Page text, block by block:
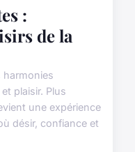
:
de la
harmonies
plaisir. Plus
une expérience
désir, confiance et